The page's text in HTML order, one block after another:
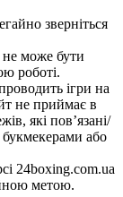
зверніться
не може бути
роботі.
ігри на
не приймає в
які пов’язані/
букмекерами або
24boxing.com.ua
метою.